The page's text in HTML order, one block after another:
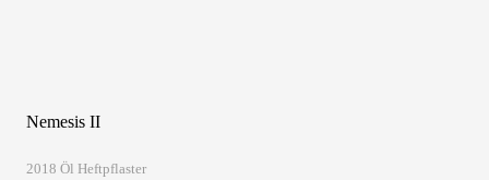
Nemesis II
2018 Öl Heftpflaster